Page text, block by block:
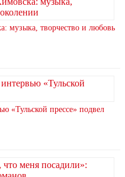
музыка, творчество и любовь
«Тульской прессе» подвел